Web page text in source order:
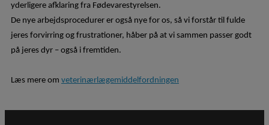
yderligere afklaring fra Fødevarestyrelsen.
De nye arbejdsprocedurer er også nye for os, så vi forstår til fulde
jeres forvirring og frustrationer, håber på at vi sammen passer godt
på jeres dyr – også i fremtiden.
Læs mere om veterinærlægemiddelfordningen